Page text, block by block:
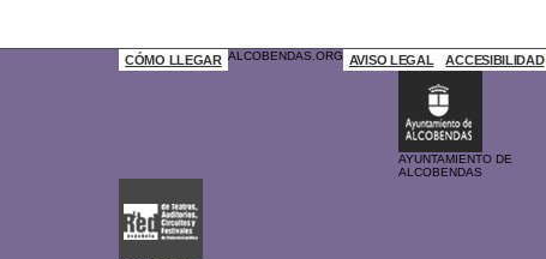
CÓMO LLEGAR ALCOBENDAS.ORG AVISO LEGAL ACCESIBILIDAD
AYUNTAMIENTO DE
ALCOBENDAS